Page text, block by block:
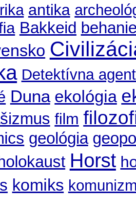
antika
Bakkeid
Detektívna
Duna ekológia
film
geológia
holokaust Horst
komiks